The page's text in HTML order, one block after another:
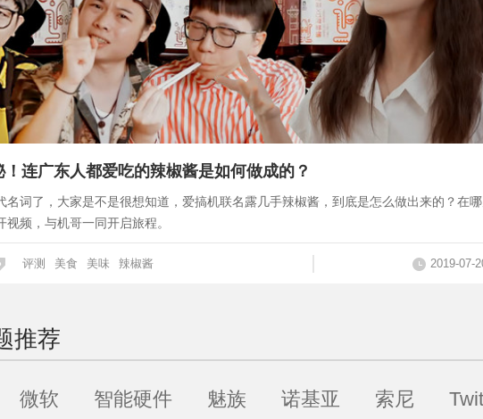
连广东人都爱吃的辣椒酱是如何做成的？
名词了，大家是不是很想知道，爱搞机联名露几手辣椒酱，到底是怎么做出来的？在哪
频，与机哥一同开启旅程。
评测 美食 美味 辣椒酱 2019-07-
推荐
微软 智能硬件 魅族 诺基亚 索尼